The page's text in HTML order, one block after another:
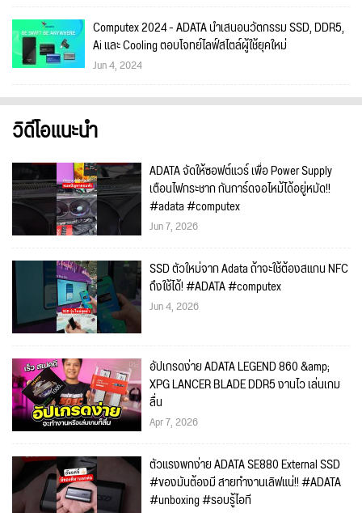
Computex 2024 - ADATA นำเสนอนวัตกรรม SSD, DDR5,
Ai และ Cooling ตอบโจทย์ไลฟ์สไตล์ผู้ใช้ยุคใหม่
Jun 4, 2024
วิดีโอแนะนำ
ADATA จัดให้ซอฟต์แวร์ เพื่อ Power Supply
เตือนไฟกระชาก กันการ์ดจอไหม้ได้อยู่หมัด!!
#adata #computex
Jun 7, 2026
SSD ตัวใหม่จาก Adata ถ้าจะใช้ต้องสแกน NFC
ถึงใช้ได้! #ADATA #computex
Jun 4, 2026
อัปเกรดง่าย ADATA LEGEND 860 &amp;
XPG LANCER BLADE DDR5 งานไว เล่นเกม
ลื่น
Apr 7, 2026
ตัวแรงพกง่าย ADATA SE880 External SSD
#ของมันต้องมี สายทำงานเลิฟแน่!! #ADATA
#unboxing #รอบรู้ไอที